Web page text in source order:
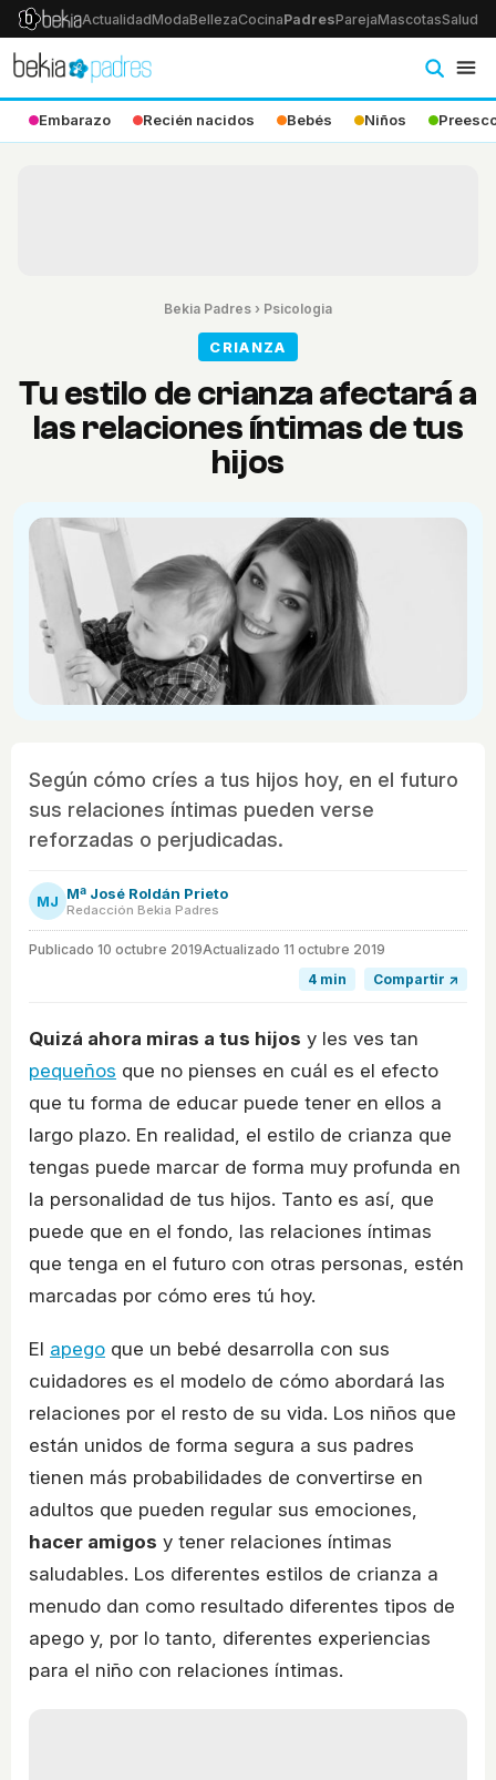
ActualidadModaBellezaCocinaPadresParejaMascotasSalud
Embarazo Recién nacidos Bebés Niños
Bekia Padres › Psicologia
CRIANZA
Tu estilo de crianza afectará a
las relaciones íntimas de tus
hijos
Según cómo críes a tus hijos hoy, en el futuro
sus relaciones íntimas pueden verse
reforzadas o perjudicadas.
MJ Mª José Roldán Prieto
Redacción Bekia Padres
Publicado 10 octubre 2019Actualizado 11 octubre 2019
4 min
Compartir ↗
Quizá ahora miras a tus hijos y les ves tan
pequeños que no pienses en cuál es el efecto
que tu forma de educar puede tener en ellos a
largo plazo. En realidad, el estilo de crianza que
tengas puede marcar de forma muy profunda en
la personalidad de tus hijos. Tanto es así, que
puede que en el fondo, las relaciones íntimas
que tenga en el futuro con otras personas, estén
marcadas por cómo eres tú hoy.
El apego que un bebé desarrolla con sus
cuidadores es el modelo de cómo abordará las
relaciones por el resto de su vida. Los niños que
están unidos de forma segura a sus padres
tienen más probabilidades de convertirse en
adultos que pueden regular sus emociones,
hacer amigos y tener relaciones íntimas
saludables. Los diferentes estilos de crianza a
menudo dan como resultado diferentes tipos de
apego y, por lo tanto, diferentes experiencias
para el niño con relaciones íntimas.